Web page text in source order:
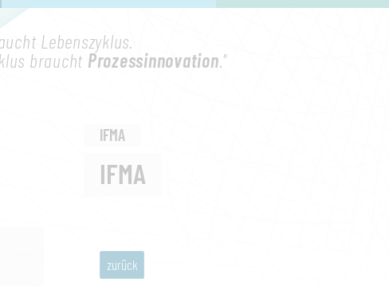
Lebenszyklus.
braucht Prozessinnovation."
IFMA
IFMA
zurück